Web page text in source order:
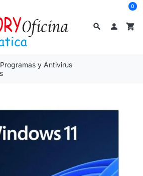
search  shopping_cart
0
Programas y Antivirus